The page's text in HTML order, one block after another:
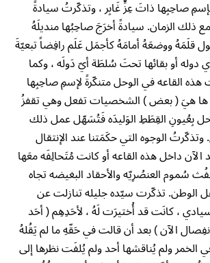
صاحِبِها ذاتَ عِزٍّ غَابِر ، وتذكّرتُ سيادةً
ذلك الزمان. سيادةً أخرَجَ صاحِبُها منديلَهُ
قلَمَهُ ووضعَهُ أمامَهُ كأجمَل عَلَم رافِضاً تبعيّةَ
دوله أو بقائها تحتَ سُلطَة أيّ دَولَه ، وكما
القاعه في الوحل متنكّرةً لإسمِ صاحِبِها
هيَ ( بعض ) الشخصيات تفعل وهي تقفزُ
بِعُيونِ القِطَطِ الوَليدَه فَتُسَهّل عمل ذلك
وتذكّرتُ الوجوه التي حكَمَتنا عند الإنتقال
الآن داخل هذه القاعه أو كانت مُتَحالِفَه معَها
سُموم العنصُرِيّه والأحقاد البغيضه تجاه
الوطن. تذكّرت سيّده جليله تنازلت عن
، كانَت قد أُختيرَت لَهُ ، لأحَدِهِم ( أحَد
الآن ) بعد أن قالت في حَقّهِ ما لم يَقُلهُ
الخمر ولم يُناقشها أحد ولم يُلفَت نظرها إلى